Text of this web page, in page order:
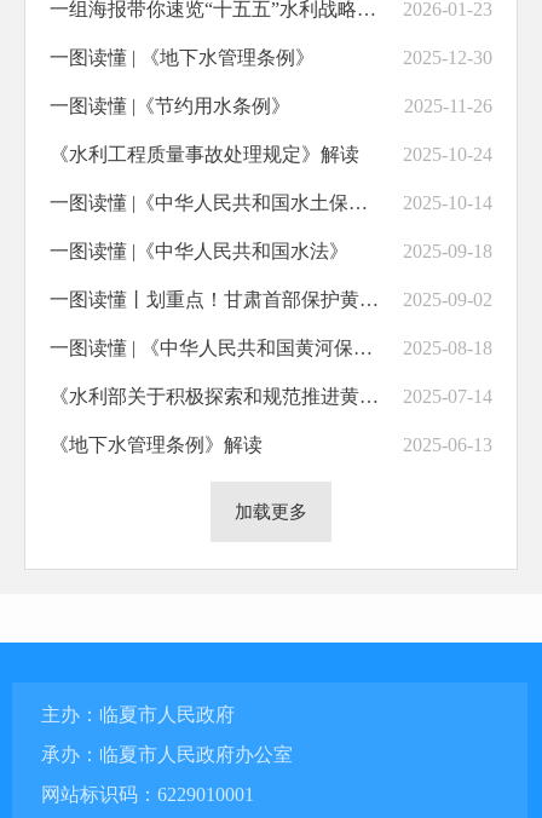
一组海报带你速览“十五五”水利战略任务 2026-01-23
一图读懂 | 《地下水管理条例》 2025-12-30
一图读懂 |《节约用水条例》 2025-11-26
《水利工程质量事故处理规定》解读 2025-10-24
一图读懂 |《中华人民共和国水土保持法》 2025-10-14
一图读懂 |《中华人民共和国水法》 2025-09-18
一图读懂丨划重点！甘肃首部保护黄河流域条例 2025-09-02
一图读懂 | 《中华人民共和国黄河保护法》 2025-08-18
《水利部关于积极探索和规范推进黄河流域跨省区用水权交易的意见》解读 2025-07-14
《地下水管理条例》解读 2025-06-13
加载更多
主办：临夏市人民政府
承办：临夏市人民政府办公室
网站标识码：6229010001